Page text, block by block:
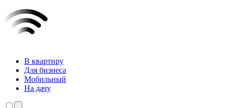
В квартиру
Для бизнеса
Мобильный
На дачу